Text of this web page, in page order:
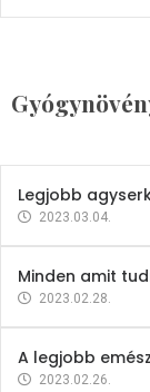
Gyógynövények
Mindent a
2023.12.21.
Legjobb
2023.03.04.
Minden amit
2023.02.28.
A legjobb
2023.02.26.